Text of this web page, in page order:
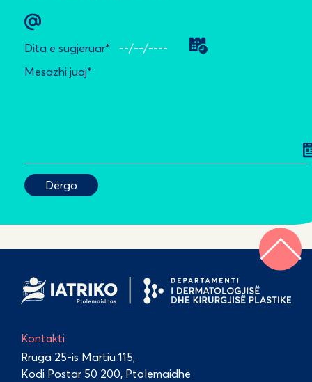
Dita e sugjeruar*
Mesazhi juaj*
Kontakti
Rruga 25-is Martiu 115,
Kodi Postar 50 200, Ptolemaidhë